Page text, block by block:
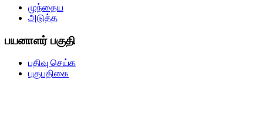
முந்தைய
அடுத்த
பயனாளர் பகுதி
பதிவு செய்க
புகுபதிகை